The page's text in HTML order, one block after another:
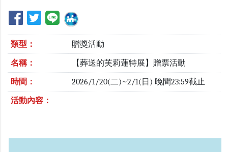
類型： 贈獎活動
名稱： 【葬送的芙莉蓮特展】贈票活動
時間： 2026/1/20(二)~2/1(日) 晚間23:59截止
活動內容：